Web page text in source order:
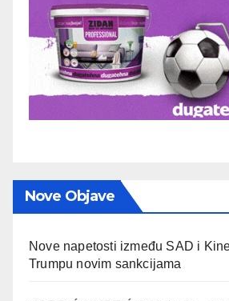
Nove Objave
Nove napetosti između SAD i
Trumpu novim sankcijama